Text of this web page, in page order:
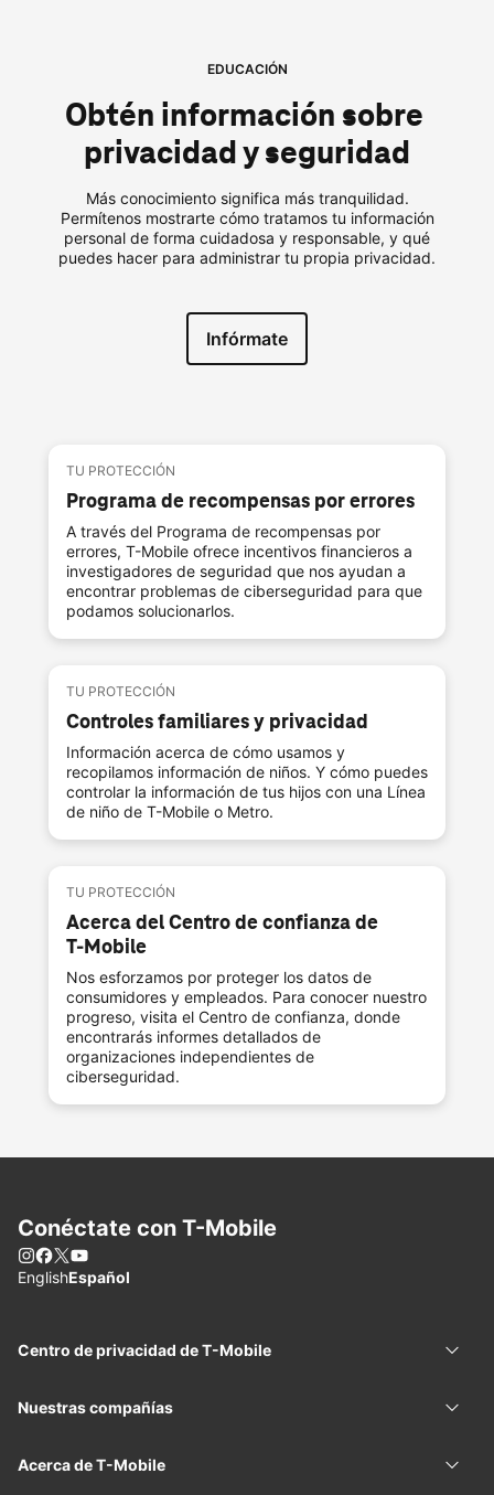
EDUCACIÓN
Obtén información sobre
privacidad y seguridad
Más conocimiento significa más tranquilidad.
Permítenos mostrarte cómo tratamos tu información
personal de forma cuidadosa y responsable, y qué
puedes hacer para administrar tu propia privacidad.
Infórmate
TU PROTECCIÓN
Programa de recompensas por errores
A través del Programa de recompensas por
errores, T-Mobile ofrece incentivos financieros a
investigadores de seguridad que nos ayudan a
encontrar problemas de ciberseguridad para que
podamos solucionarlos.
TU PROTECCIÓN
Controles familiares y privacidad
Información acerca de cómo usamos y
recopilamos información de niños. Y cómo puedes
controlar la información de tus hijos con una Línea
de niño de T-Mobile o Metro.
TU PROTECCIÓN
Acerca del Centro de confianza de
T-Mobile
Nos esforzamos por proteger los datos de
consumidores y empleados. Para conocer nuestro
progreso, visita el Centro de confianza, donde
encontrarás informes detallados de
organizaciones independientes de
ciberseguridad.
Conéctate con T-Mobile
Instagram
Facebook
X You Tube
Elegir idioma
EnglishEspañol
Centro de privacidad deT-Mobile
Nuestras compañías
Acerca deT-Mobile